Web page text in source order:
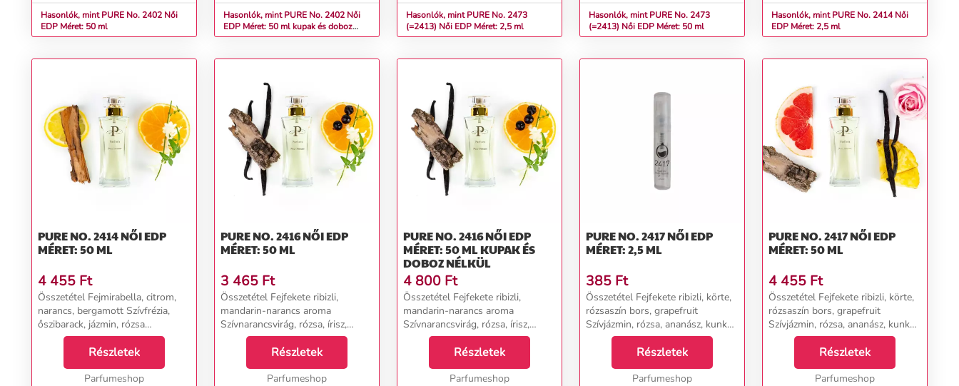
Hasonlók, mint PURE No. 2402 Női
EDP Méret: 50 ml
Hasonlók, mint PURE No. 2402 Női
EDP Méret: 50 ml kupak és doboz
nélkül
Hasonlók, mint PURE No. 2473
(=2413) Női EDP Méret: 2,5 ml
Hasonlók, mint PURE No. 2473
(=2413) Női EDP Méret: 50 ml
Hasonlók, mint PURE No. 2414 Női
EDP Méret: 2,5 ml
PURE NO. 2414 NŐI EDP
MÉRET: 50 ML
4 455 Ft
Összetétel Fejmirabella, citrom,
narancs, bergamott Szívfrézia,
őszibarack, jázmin, rózsa
Alaptölgymoha, pacsuli, szantálfa,
borostyánfa, fehér pézsma...
Részletek
Parfumeshop
PURE NO. 2416 NŐI EDP
MÉRET: 50 ML
3 465 Ft
Összetétel Fejfekete ribizli,
mandarin-narancs aroma
Szívnarancsvirág, rózsa, írisz,
jázmin, ibolya szirmok,
gyöngyvirág Alapszantálfa,
borostyán, vetiver, vanília...
Részletek
Parfumeshop
PURE NO. 2416 NŐI EDP
MÉRET: 50 ML KUPAK ÉS
DOBOZ NÉLKÜL
4 800 Ft
Összetétel Fejfekete ribizli,
mandarin-narancs aroma
Szívnarancsvirág, rózsa, írisz,
jázmin, ibolya szirmok,
gyöngyvirág Alapszantálfa,
borostyán, vetiver, vanília...
Részletek
Parfumeshop
PURE NO. 2417 NŐI EDP
MÉRET: 2,5 ML
385 Ft
Összetétel Fejfekete ribizli, körte,
rózsaszín bors, grapefruit
Szívjázmin, rózsa, ananász, kunkor
Alapcédrus, vanília, ambra,
Részletek
Parfumeshop
PURE NO. 2417 NŐI EDP
MÉRET: 50 ML
4 455 Ft
Összetétel Fejfekete ribizli, körte,
rózsaszín bors, grapefruit
Szívjázmin, rózsa, ananász, kunkor
Alapcédrus, vanília, ambra,
Részletek
Parfumeshop